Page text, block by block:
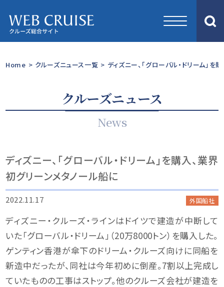
Home > クルーズニュース一覧 > ディズニー、「グローバル・ドリーム」
クルーズニュース
News
ディズニー、「グローバル・ドリーム」を購入、業界
初グリーンメタノール船に
2022.11.17 外国船社
ディズニー・クルーズ・ラインはドイツで建造が中断して
いた「グローバル・ドリーム」（20万8000トン）を購入した。
ゲンティン香港が傘下のドリーム・クルーズ向けに同船を
新造中だったが、同社は今年初めに倒産。7割以上完成し
ていたものの工事はストップ。他のクルーズ会社が建造を